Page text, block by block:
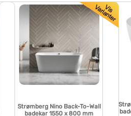
Strømberg Nino Back-To-Wall
badekar 1550 x 800 mm